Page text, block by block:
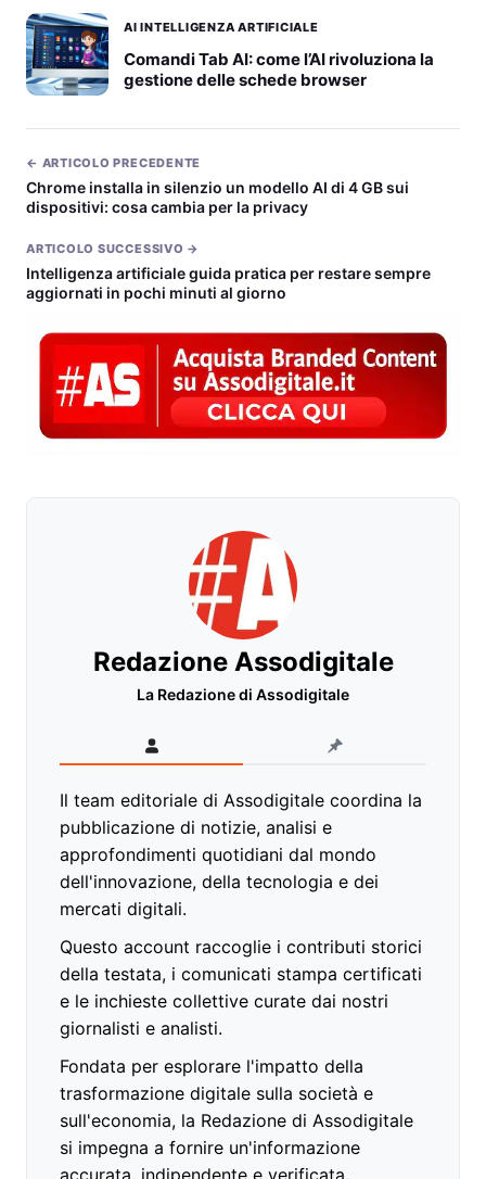
AI INTELLIGENZA ARTIFICIALE
Comandi Tab AI: come l’AI rivoluziona la
gestione delle schede browser
← ARTICOLO PRECEDENTE
Chrome installa in silenzio un modello AI di 4 GB sui
dispositivi: cosa cambia per la privacy
ARTICOLO SUCCESSIVO →
Intelligenza artificiale guida pratica per restare sempre
aggiornati in pochi minuti al giorno
Redazione Assodigitale
La Redazione di Assodigitale
Il team editoriale di Assodigitale coordina la
pubblicazione di notizie, analisi e
approfondimenti quotidiani dal mondo
dell'innovazione, della tecnologia e dei
mercati digitali.
Questo account raccoglie i contributi storici
della testata, i comunicati stampa certificati
e le inchieste collettive curate dai nostri
giornalisti e analisti.
Fondata per esplorare l'impatto della
trasformazione digitale sulla società e
sull'economia, la Redazione di Assodigitale
si impegna a fornire un'informazione